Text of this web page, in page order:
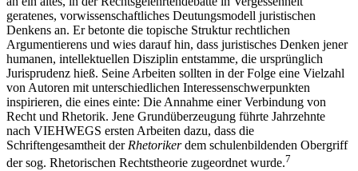
geratenes, vorwissenschaftliches Deutungsmodell juristischen
Denkens an. Er betonte die topische Struktur rechtlichen
Argumentierens und wies darauf hin, dass juristisches Denken jener
humanen, intellektuellen Disziplin entstamme, die ursprünglich
Jurisprudenz hieß. Seine Arbeiten sollten in der Folge eine Vielzahl
von Autoren mit unterschiedlichen Interessenschwerpunkten
inspirieren, die eines einte: Die Annahme einer Verbindung von
Recht und Rhetorik. Jene Grundüberzeugung führte Jahrzehnte
nach VIEHWEGS ersten Arbeiten dazu, dass die
Schriftengesamtheit der Rhetorikerdem schulenbildenden Obergriff
der sog. Rhetorischen Rechtstheorie zugeordnet wurde.7